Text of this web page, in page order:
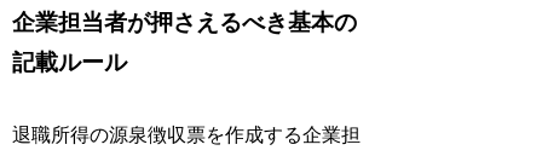
企業担当者が押さえるべき基本の
記載ルール
退職所得の源泉徴収票を作成する企業担